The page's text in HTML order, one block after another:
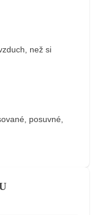
než si
posuvné,